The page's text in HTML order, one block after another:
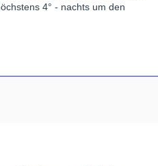
4° - nachts um den